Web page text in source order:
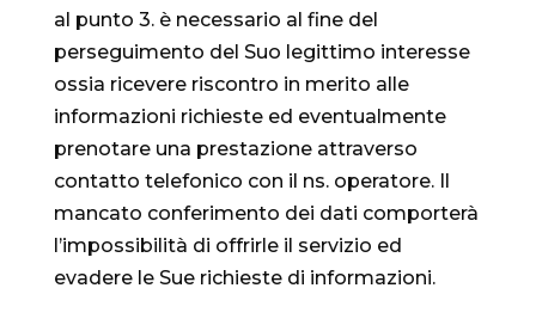
al punto 3. è necessario al fine del
perseguimento del Suo legittimo interesse
ossia ricevere riscontro in merito alle
informazioni richieste ed eventualmente
prenotare una prestazione attraverso
contatto telefonico con il ns. operatore. Il
mancato conferimento dei dati comporterà
l’impossibilità di offrirle il servizio ed
evadere le Sue richieste di informazioni.